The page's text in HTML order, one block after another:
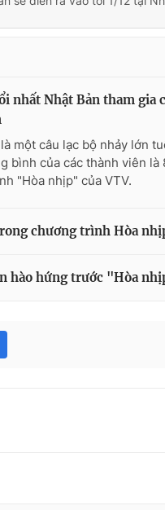
nhất Nhật Bản tham gia
một câu lạc bộ nhảy lớn
bình của các thành viên là
"Hòa nhịp" của VTV.
chương trình Hòa
hào hứng trước "Hòa